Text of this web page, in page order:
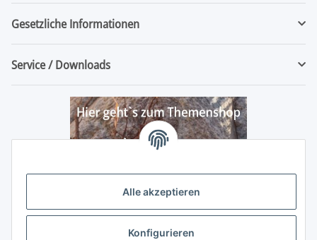
Alle akzeptieren
Konfigurieren
Gesetzliche Informationen
Service / Downloads